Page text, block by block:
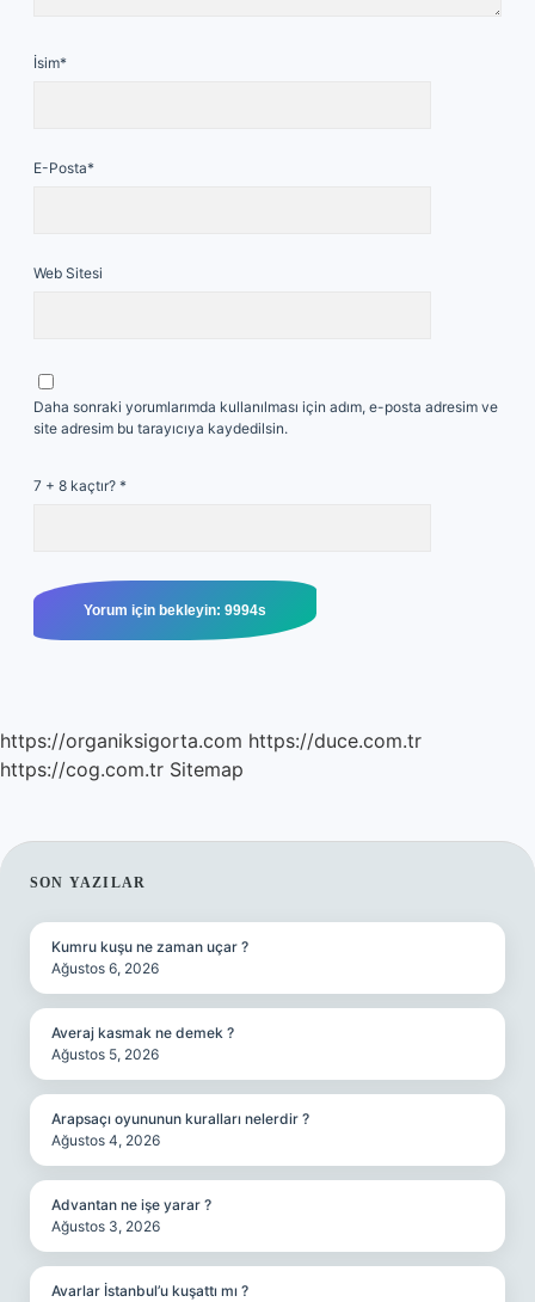
İsim*
E-Posta*
Web Sitesi
Daha sonraki yorumlarımda kullanılması için adım, e-posta adresim ve
site adresim bu tarayıcıya kaydedilsin.
7 + 8 kaçtır? *
https://organiksigorta.com https://duce.com.tr
https://cog.com.tr Sitemap
SIDEBAR
SON YAZILAR
Kumru kuşu ne zaman uçar ?
Ağustos 6, 2026
Averaj kasmak ne demek ?
Ağustos 5, 2026
Arapsaçı oyununun kuralları nelerdir ?
Ağustos 4, 2026
Advantan ne işe yarar ?
Ağustos 3, 2026
Avarlar İstanbul’u kuşattı mı ?